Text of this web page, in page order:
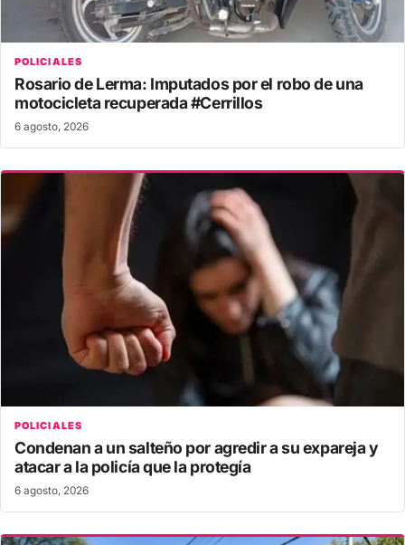
POLICIALES
Rosario de Lerma: Imputados por el robo de una
motocicleta recuperada #Cerrillos
6 agosto, 2026
POLICIALES
Condenan a un salteño por agredir a su expareja y
atacar a la policía que la protegía
6 agosto, 2026